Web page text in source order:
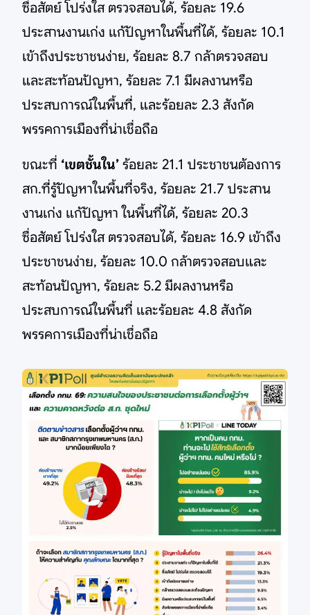
ซื่อสัตย์ โปร่งใส ตรวจสอบได้, ร้อยละ 19.6
ประสานงานเก่ง แก้ปัญหาในพื้นที่ได้, ร้อยละ 10.1
เข้าถึงประชาชนง่าย, ร้อยละ 8.7 กล้าตรวจสอบ
และสะท้อนปัญหา, ร้อยละ 7.1 มีผลงานหรือ
ประสบการณ์ในพื้นที่, และร้อยละ 2.3 สังกัด
พรรคการเมืองที่น่าเชื่อถือ
ขณะที่ ‘เขตชั้นใน’ ร้อยละ 21.1 ประชาชนต้องการ
สก.ที่รู้ปัญหาในพื้นที่จริง, ร้อยละ 21.7 ประสาน
งานเก่ง แก้ปัญหา ในพื้นที่ได้, ร้อยละ 20.3
ซื่อสัตย์ โปร่งใส ตรวจสอบได้, ร้อยละ 16.9 เข้าถึง
ประชาชนง่าย, ร้อยละ 10.0 กล้าตรวจสอบและ
สะท้อนปัญหา, ร้อยละ 5.2 มีผลงานหรือ
ประสบการณ์ในพื้นที่ และร้อยละ 4.8 สังกัด
พรรคการเมืองที่น่าเชื่อถือ